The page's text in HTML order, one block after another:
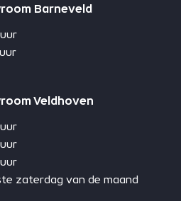
Barneveld
Veldhoven
zaterdag van de maand